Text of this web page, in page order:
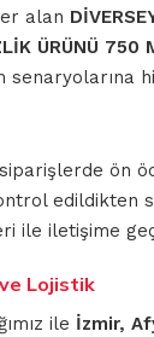
alan
ÜRÜNÜ 750
senaryolarına
ön
edildikten
ile iletişime
Lojistik
ile İzmir,